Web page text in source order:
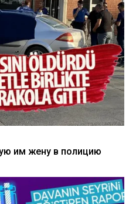
им жену в полицию